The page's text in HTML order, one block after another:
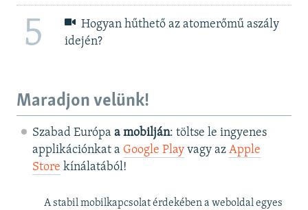
5
Hogyan hűthető az atomerőmű aszály
idején?
Maradjon velünk!
Szabad Európa a mobilján: töltse le ingyenes
applikációnkat a Google Playvagy az Apple
Store kínálatából!
A stabil mobilkapcsolat érdekében a weboldal egyes